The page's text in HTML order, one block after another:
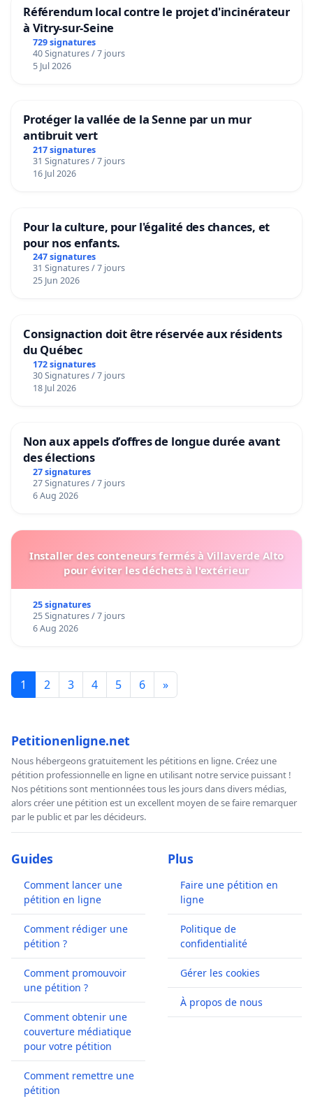
Référendum local contre le projet d'incinérateur
à Vitry-sur-Seine
729 signatures
40 Signatures / 7 jours
5 Jul 2026
Protéger la vallée de la Senne par un mur
antibruit vert
217 signatures
31 Signatures / 7 jours
16 Jul 2026
Pour la culture, pour l'égalité des chances, et
pour nos enfants.
247 signatures
31 Signatures / 7 jours
25 Jun 2026
Consignaction doit être réservée aux résidents
du Québec
172 signatures
30 Signatures / 7 jours
18 Jul 2026
Non aux appels d’offres de longue durée avant
des élections
27 signatures
27 Signatures / 7 jours
6 Aug 2026
Installer des conteneurs fermés à Villaverde Alto
pour éviter les déchets à l'extérieur
25 signatures
25 Signatures / 7 jours
6 Aug 2026
1 2 3 4 5 6 »
Petitionenligne.net
Nous hébergeons gratuitement les pétitions en ligne. Créez une
pétition professionnelle en ligne en utilisant notre service puissant !
Nos pétitions sont mentionnées tous les jours dans divers médias,
alors créer une pétition est un excellent moyen de se faire remarquer
par le public et par les décideurs.
Guides
Comment lancer une
pétition en ligne
Comment rédiger une
pétition ?
Comment promouvoir
une pétition ?
Comment obtenir une
couverture médiatique
pour votre pétition
Comment remettre une
pétition
Plus
Faire une pétition en
ligne
Politique de
confidentialité
Gérer les cookies
À propos de nous